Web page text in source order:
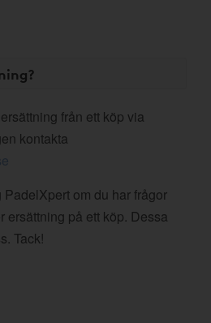
från ett köp via
kontakta
PadelXpert om du har frågor
ersättning på ett köp. Dessa
Tack!